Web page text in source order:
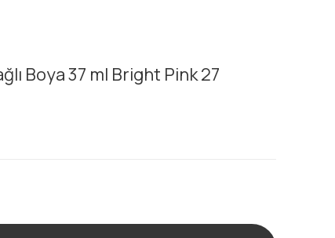
Boya 37 ml Bright Pink 27